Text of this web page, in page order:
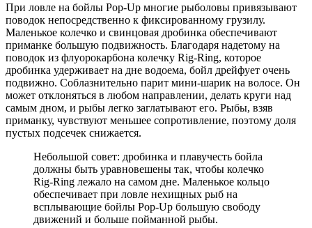
При ловле на бойлы Pop-Up многие рыболовы привязывают
поводок непосредственно к фиксированному грузилу.
Маленькое колечко и свинцовая дробинка обеспечивают
приманке большую подвижность. Благодаря надетому на
поводок из флуорокарбона колечку Rig-Ring, которое
дробинка удерживает на дне водоема, бойл дрейфует очень
подвижно. Соблазнительно парит мини-шарик на волосе. Он
может отклоняться в любом направлении, делать круги над
самым дном, и рыбы легко заглатывают его. Рыбы, взяв
приманку, чувствуют меньшее сопротивление, поэтому доля
пустых подсечек снижается.
Небольшой совет: дробинка и плавучесть бойла
должны быть уравновешены так, чтобы колечко
Rig-Ring лежало на самом дне. Маленькое кольцо
обеспечивает при ловле нехищных рыб на
всплывающие бойлы Pop-Up большую свободу
движений и больше пойманной рыбы.